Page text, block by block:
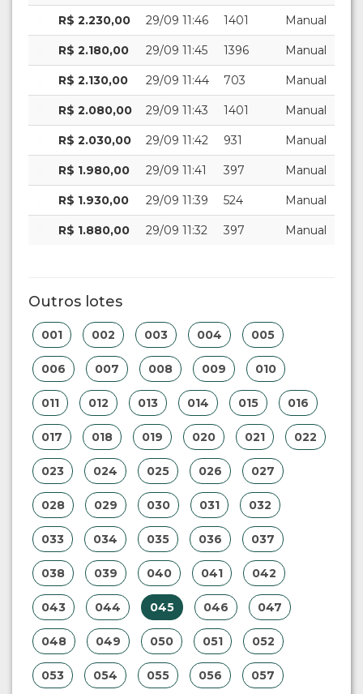
R$ 2.230,00 29/09 11:46 1401 Manual
R$ 2.180,00 29/09 11:45 1396 Manual
R$ 2.130,00 29/09 11:44 703 Manual
R$ 2.080,00 29/09 11:43 1401 Manual
R$ 2.030,00 29/09 11:42 931 Manual
R$ 1.980,00 29/09 11:41 397 Manual
R$ 1.930,00 29/09 11:39 524 Manual
R$ 1.880,00 29/09 11:32 397 Manual
Outros lotes
001 002 003 004 005
006 007 008 009 010
011 012 013 014 015 016
017 018 019 020 021 022
023 024 025 026 027
028 029 030 031 032
033 034 035 036 037
038 039 040 041 042
043 044 045 046 047
048 049 050 051 052
053 054 055 056 057